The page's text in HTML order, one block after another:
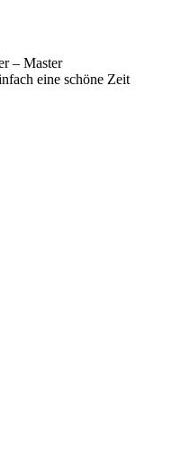
– Master
eine schöne Zeit